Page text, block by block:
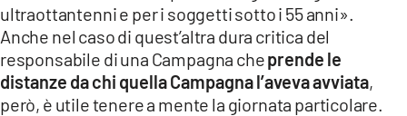
ultraottantenni e per i soggetti sotto i 55 anni».
Anche nel caso di quest’altra dura critica del
responsabile di una Campagna cheprende le
distanze da chi quella Campagna l’aveva avviata,
però, è utile tenere a mente la giornata particolare.